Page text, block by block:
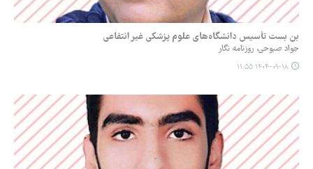
بن بست تأسیس دانشگاه‌های علوم پزشکی غیر انتفاعی
جواد صبوحی، روزنامه نگار
۱۴۰۴-۰۹-۱۸ ۱۱:۵۵